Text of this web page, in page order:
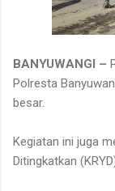
BANYUWANGI –
Polresta
besar.
Kegiatan ini juga
Ditingkatkan